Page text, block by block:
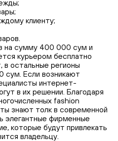
клиенту;
на сумму 400 000 сум и
курьером бесплатно
в остальные регионы
сум. Если возникают
интернет-
в их решении. Благодаря
fashion
знают толк в современной
элегантные фирменные
которые будут привлекать
владельцу.